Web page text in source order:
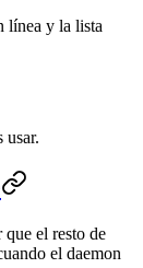
línea y la lista
usar.
el resto de
el daemon